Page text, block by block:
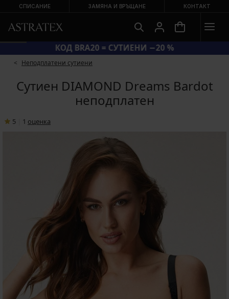
СПИСАНИЕ ЗАМЯНА И ВРЪЩАНЕ КОНТАКТ
КОД BRA20 = СУТИЕНИ −20 %
Неподплатени сутиени
Сутиен DIAMOND Dreams Bardot
неподплатен
5 1 oценка